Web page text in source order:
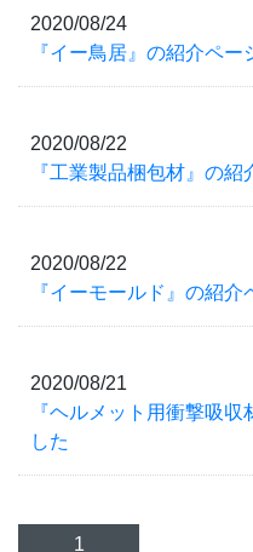
2020/08/24
『イー鳥居』の紹介ペー
2020/08/22
『工業製品梱包材』の
2020/08/22
『イーモールド』の紹
2020/08/21
『ヘルメット用衝撃吸
した
1